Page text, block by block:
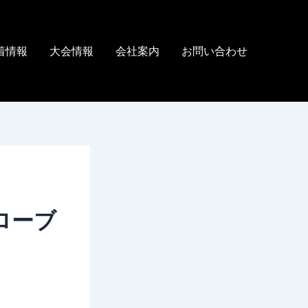
情報 大会情報 会社案内 お問い合わせ
ーブ